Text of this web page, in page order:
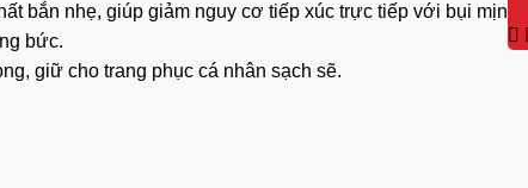
bắn nhẹ, giúp giảm nguy cơ tiếp xúc trực tiếp với bụi mịn,
bức.
giữ cho trang phục cá nhân sạch sẽ.